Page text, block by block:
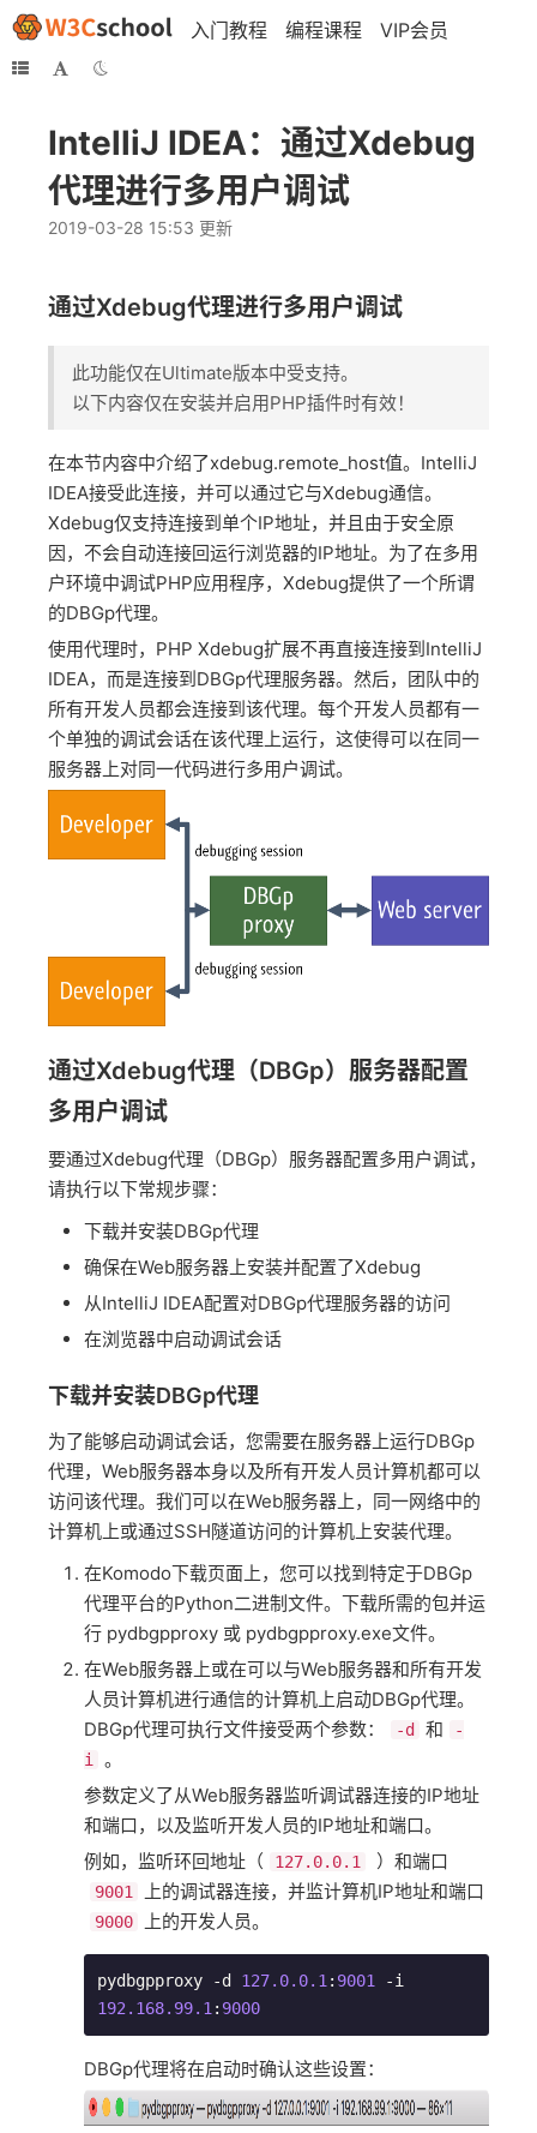
入门教程 编程课程 VIP会员
IntelliJ IDEA：通过Xdebug
代理进行多用户调试
2019-03-28 15:53 更新
通过Xdebug代理进行多用户调试
此功能仅在Ultimate版本中受支持。
以下内容仅在安装并启用PHP插件时有效！
在本节内容中介绍了xdebug.remote_host值。IntelliJ
IDEA接受此连接，并可以通过它与Xdebug通信。
Xdebug仅支持连接到单个IP地址，并且由于安全原
因，不会自动连接回运行浏览器的IP地址。为了在多用
户环境中调试PHP应用程序，Xdebug提供了一个所谓
的DBGp代理。
使用代理时，PHP Xdebug扩展不再直接连接到IntelliJ
IDEA，而是连接到DBGp代理服务器。然后，团队中的
所有开发人员都会连接到该代理。每个开发人员都有一
个单独的调试会话在该代理上运行，这使得可以在同一
服务器上对同一代码进行多用户调试。
通过Xdebug代理（DBGp）服务器配置
多用户调试
要通过Xdebug代理（DBGp）服务器配置多用户调试，
请执行以下常规步骤：
下载并安装DBGp代理
确保在Web服务器上安装并配置了Xdebug
从IntelliJ IDEA配置对DBGp代理服务器的访问
在浏览器中启动调试会话
下载并安装DBGp代理
为了能够启动调试会话，您需要在服务器上运行DBGp
代理，Web服务器本身以及所有开发人员计算机都可以
访问该代理。我们可以在Web服务器上，同一网络中的
计算机上或通过SSH隧道访问的计算机上安装代理。
在Komodo下载页面上，您可以找到特定于DBGp
代理平台的Python二进制文件。下载所需的包并运
行 pydbgpproxy 或 pydbgpproxy.exe文件。
在Web服务器上或在可以与Web服务器和所有开发
人员计算机进行通信的计算机上启动DBGp代理。
DBGp代理可执行文件接受两个参数：
-d 和
-
i
。
参数定义了从Web服务器监听调试器连接的IP地址
和端口，以及监听开发人员的IP地址和端口。
例如，监听环回地址（
127.0.0.1 ）和端口
9001 上的调试器连接，并监计算机IP地址和端口
9000 上的开发人员。
pydbgpproxy -d 127.0.0.1 : 9001
192.168.99.1 : 9000
DBGp代理将在启动时确认这些设置：